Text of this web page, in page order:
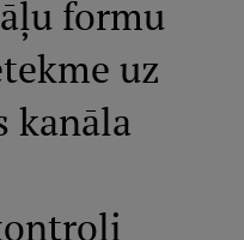
formu
uz
kanāla